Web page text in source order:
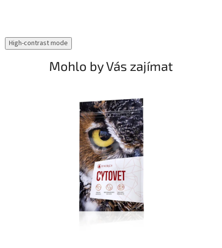
High-contrast mode
Mohlo by Vás zajímat